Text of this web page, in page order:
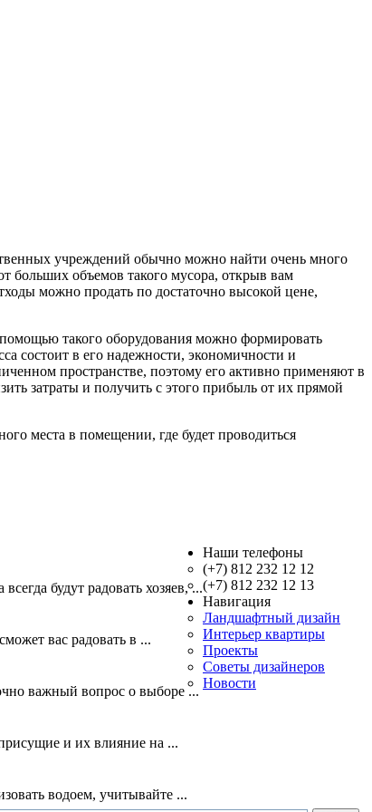
учреждений обычно можно найти очень много
больших объемов такого мусора, открыв вам
можно продать по достаточно высокой цене,
такого оборудования можно формировать
состоит в его надежности, экономичности и
пространстве, поэтому его активно применяют в
затраты и получить с этого прибыль от их прямой
места в помещении, где будет проводиться
будут радовать хозяев, ...
вас радовать в ...
важный вопрос о выборе ...
и их влияние на ...
водоем, учитывайте ...
Наши телефоны
(+7) 812 232 12 12
(+7) 812 232 12 13
Навигация
Ландшафтный дизайн
Интерьер квартиры
Проекты
Советы дизайнеров
Новости